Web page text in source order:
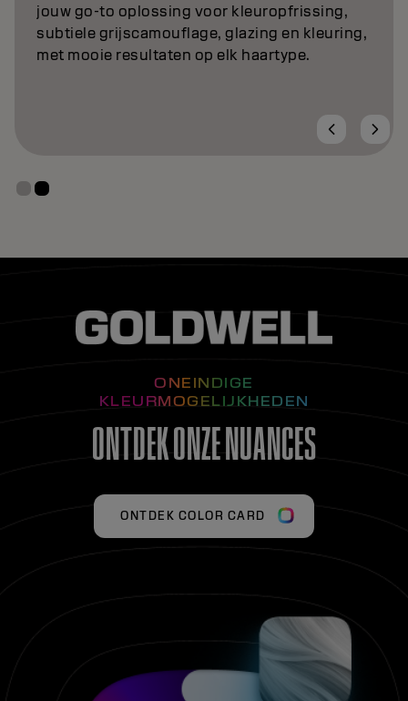
jouw go-to oplossing voor kleuropfrissing,
subtiele grijscamouflage, glazing en kleuring,
met mooie resultaten op elk haartype.
ONEINDIGE
KLEURMOGELIJKHEDEN
ONTDEK ONZE NUANCES
ONTDEK COLOR CARD